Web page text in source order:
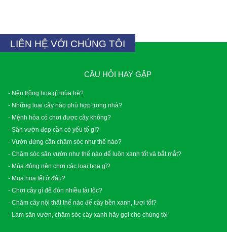
LIÊN HỆ VỚI CHÚNG TÔI
CÂU HỎI HAY GẶP
- Nên trồng hoa gì mùa hè?
- Những loại cây nào phù hợp trong nhà?
- Mệnh hỏa có chơi được cây không?
- Sân vườn đẹp cần có yếu tố gì?
- Vườn đứng cần chăm sóc như thế nào?
- Chăm sóc sân vườn như thế nào để luôn xanh tốt và bắt mắt?
- Mùa đông nên chơi các loại hoa gì?
- Mua hoa tết ở đâu?
- Chơi cây gì để đón nhiều tài lộc?
- Chăm cây nội thất thế nào để cây bền xanh, tươi tốt?
- Làm sân vườn, chăm sóc cây xanh hãy gọi cho chúng tôi